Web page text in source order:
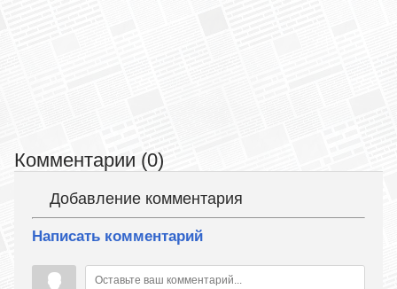
Комментарии (0)
Добавление комментария
Написать комментарий